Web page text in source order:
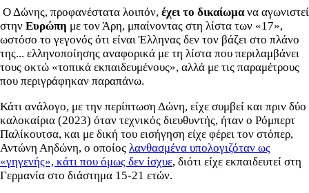
Ο Δώνης, προφανέστατα λοιπόν, έχει το δικαίωμανα αγωνιστεί
στην Ευρώπη με τον Άρη, μπαίνοντας στη λίστα των «17»,
ωστόσο το γεγονός ότι είναι Έλληνας δεν τον βάζει στο πλάνο
της... ελληνοποίησης αναφορικά με τη λίστα που περιλαμβάνει
τους οκτώ «τοπικά εκπαιδευμένους», αλλά με τις παραμέτρους
που περιγράφηκαν παραπάνω.
Κάτι ανάλογο, με την περίπτωση Δώνη, είχε συμβεί και πριν δύο
καλοκαίρια (2023) όταν τεχνικός διευθυντής, ήταν ο Ρόμπερτ
Παλίκουτσα, και με δική του εισήγηση είχε φέρει τον στόπερ,
Αντώνη Αηδώνη, ο οποίος λανθασμένα υπολογιζόταν ως
«γηγενής», κάτι που όμως δεν ίσχυε, διότι είχε εκπαιδευτεί στη
Γερμανία στο διάστημα 15-21 ετών.